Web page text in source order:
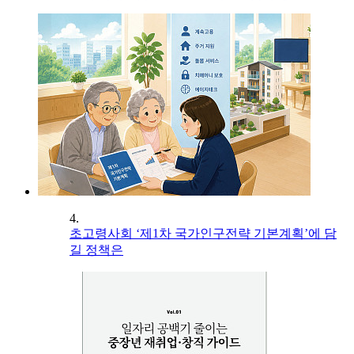
4.
초고령사회 ‘제1차 국가인구전략 기본계획’에 담
길 정책은